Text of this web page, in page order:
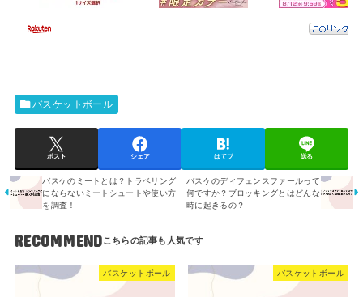
バスケットボール
ポスト シェア はてブ 送る
バスケのミートとは？トラベリング
にならないミートシュートや使い方
を調査！
バスケのディフェンスファールって
何ですか？ブロッキングとはどんな
時に起きるの？
RECOMMEND
バスケットボール バスケットボール